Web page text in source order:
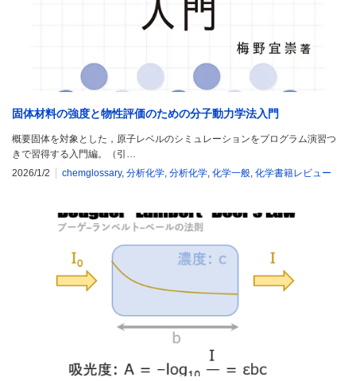
固体材料の強度と物性評価のための分子動力学法入門
概要固体を対象とした，原子レベルのシミュレーションをプログラム演習つ
きで習得する入門編。（引…
2026/1/2
chemglossary, 分析化学, 分析化学, 化学一般, 化学書籍レビュー